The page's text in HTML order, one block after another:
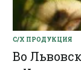
С/Х ПРОДУКЦИЯ
Во